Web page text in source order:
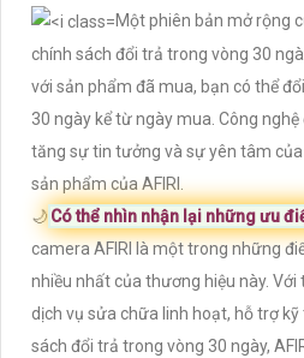
Một phiên bản mở rộng
chính sách đổi trả trong vòng 30
với sản phẩm đã mua, bạn có thể
30 ngày kể từ ngày mua. Công
tăng sự tin tưởng và sự yên tâm
sản phẩm của AFIRI.
🌙 Có thể nhìn nhận lại những ưu
camera AFIRI là một trong những
nhiều nhất của thương hiệu này. Với
dịch vụ sửa chữa linh hoạt, hỗ trợ
sách đổi trả trong vòng 30 ngày,